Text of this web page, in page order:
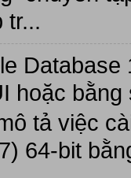
tr...
hoặc bằng
tả việc
64-bit